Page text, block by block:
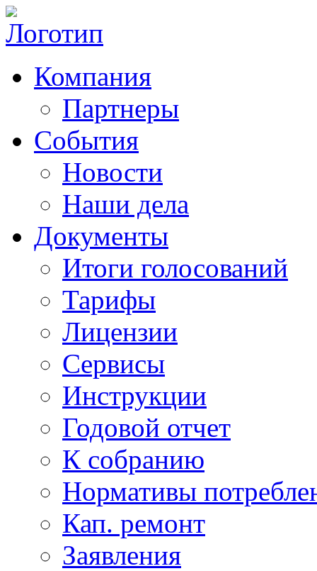
Компания
Партнеры
События
Новости
Наши дела
Документы
Итоги голосований
Тарифы
Лицензии
Сервисы
Инструкции
Годовой отчет
К собранию
Нормативы
Кап. ремонт
Заявления